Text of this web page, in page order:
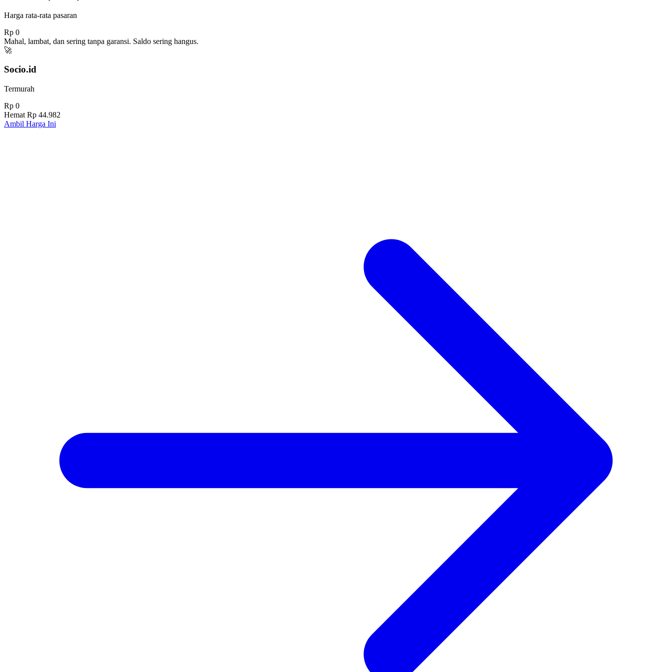
Harga rata-rata pasaran
Rp 0
Mahal, lambat, dan sering tanpa garansi. Saldo sering hangus.
🚀
Socio.id
Termurah
Rp 0
Hemat Rp 44.982
Ambil Harga Ini